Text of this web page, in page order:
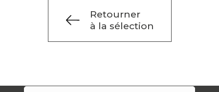
Retourner
à la sélection